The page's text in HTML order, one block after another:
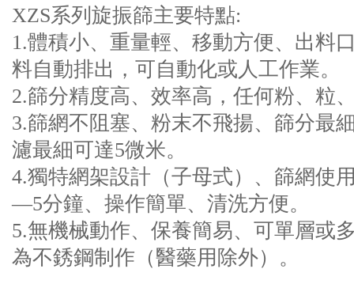
XZS系列旋振篩主要特點:
1.體積小、重量輕、移動方便、出料
料自動排出，可自動化或人工作業。
2.篩分精度高、效率高，任何粉、粒
3.篩網不阻塞、粉末不飛揚、篩分最
濾最細可達5微米。
4.獨特網架設計（子母式）、篩網使
—5分鐘、操作簡單、清洗方便。
5.無機械動作、保養簡易、可單層或
為不銹鋼制作（醫藥用除外）。